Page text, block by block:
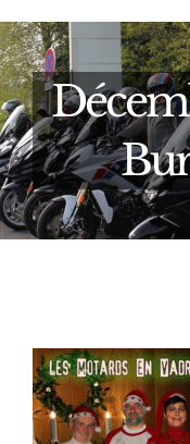
Passer
au
contenu